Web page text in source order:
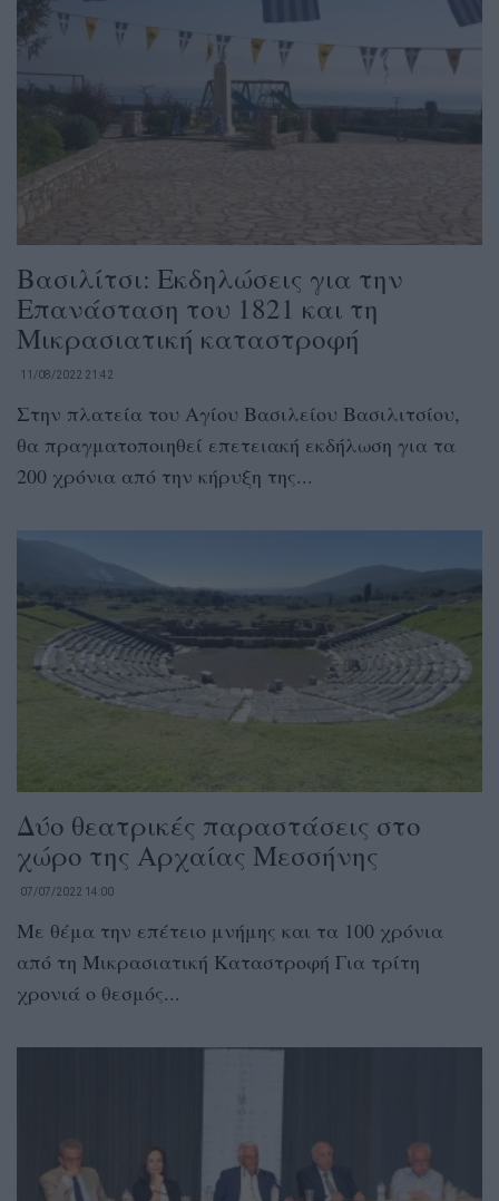
Βασιλίτσι: Εκδηλώσεις για την
Επανάσταση του 1821 και τη
Μικρασιατική καταστροφή
11/08/2022 21:42
Στην πλατεία του Αγίου Βασιλείου Βασιλιτσίου,
θα πραγματοποιηθεί επετειακή εκδήλωση για τα
200 χρόνια από την κήρυξη της...
Δύο θεατρικές παραστάσεις στο
χώρο της Αρχαίας Μεσσήνης
07/07/2022 14:00
Με θέμα την επέτειο μνήμης και τα 100 χρόνια
από τη Μικρασιατική Καταστροφή Για τρίτη
χρονιά ο θεσμός...